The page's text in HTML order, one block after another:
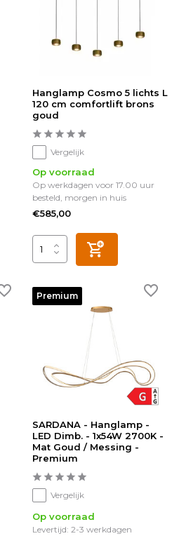
Hanglamp Cosmo 5 lichts L
120 cm comfortlift brons
goud
Vergelijk
Op voorraad
Op werkdagen voor 17.00 uur
besteld, morgen in huis
€585,00
Premium
SARDANA - Hanglamp -
LED Dimb. - 1x54W 2700K -
Mat Goud / Messing -
Premium
Vergelijk
Op voorraad
Levertijd: 2-3 werkdagen